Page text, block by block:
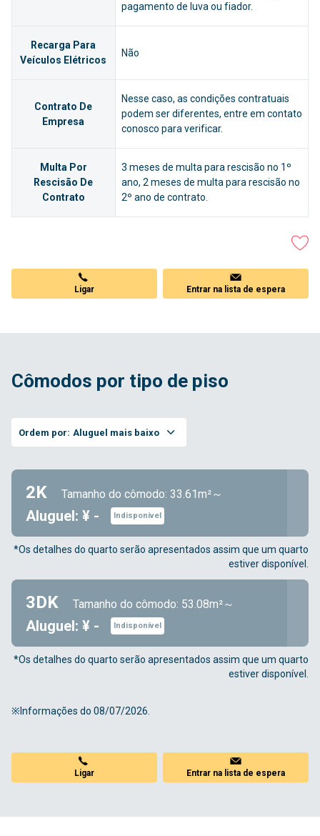
pagamento de luva ou fiador.
Recarga Para
Veículos Elétricos
Não
Contrato De
Empresa
Nesse caso, as condições contratuais
podem ser diferentes, entre em contato
conosco para verificar.
Multa Por
Rescisão De
Contrato
3 meses de multa para rescisão no 1º
ano, 2 meses de multa para rescisão no
2º ano de contrato.
Ligar Entrar na lista de espera
Cômodos por tipo de piso
Ordem por: Aluguel mais baixo
2K Tamanho do cômodo: 33.61m²～
Aluguel: ¥ - Indisponível
*Os detalhes do quarto serão apresentados assim que um quarto
estiver disponível.
3DK Tamanho do cômodo: 53.08m²～
Aluguel: ¥ - Indisponível
*Os detalhes do quarto serão apresentados assim que um quarto
estiver disponível.
※Informações do 08/07/2026.
Ligar Entrar na lista de espera